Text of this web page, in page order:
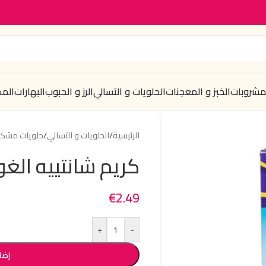
الخبز و المعجناتالحلويات و التساليالرز و الحبوبالبهارات
الرئيسية/الحلويات و التسالي/حلويات
كريم شانتييه
€2.49
-
+